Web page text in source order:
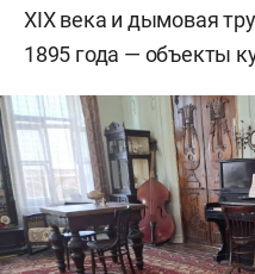
XIX века и дымовая
1895 года — объекты